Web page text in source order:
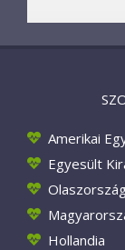
Amerikai
Egyesült
Hollandia